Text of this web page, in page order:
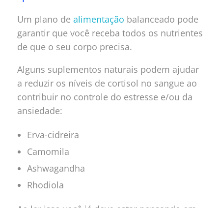
Um plano de alimentação balanceado pode
garantir que você receba todos os nutrientes
de que o seu corpo precisa.
Alguns suplementos naturais podem ajudar
a reduzir os níveis de cortisol no sangue ao
contribuir no controle do estresse e/ou da
ansiedade:
Erva-cidreira
Camomila
Ashwagandha
Rhodiola